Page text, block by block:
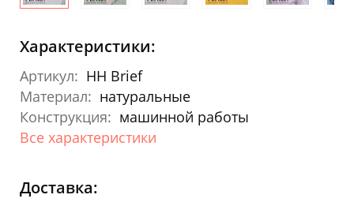
Характеристики:
Артикул: HH Brief
Материал: натуральные
Конструкция: машинной работы
Все характеристики
Доставка: